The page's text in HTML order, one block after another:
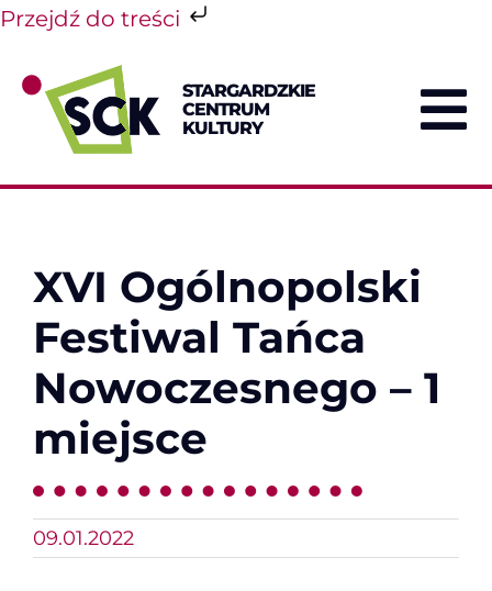
Przejdź do treści
do
zawartości
STARGARDZKIE
CENTRUM
KULTURY
XVI Ogólnopolski
Festiwal Tańca
Nowoczesnego – 1
miejsce
09.01.2022